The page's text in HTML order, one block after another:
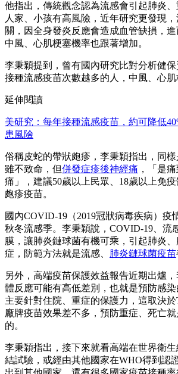
他指出，傳統觀念認為流感會引起肺炎
人家、小孩有高風險，近年研究更發現
關，因全身發炎反應會造成血管缺損，
中風、心肌梗塞機率也跟著增加。
李秉穎提到，曾有國內研究比對分析健
接種流感疫苗次數越多的人，中風、心肌
延伸閱讀
美研究：每年接種流感疫苗，約可降低
患風險
俗稱皮蛇的帶狀皰疹，李秉穎指出，同樣
雖不致命，但併發症疹後神經痛 ，「是
痛」，建議50歲以上民眾、18歲以上免
皰疹疫苗。
國內COVID-19（2019冠狀病毒疾病）疫
秋冬流感季。李秉穎說，COVID-19、流
膜，讓肺炎鏈球菌有機可乘，引起肺炎
症，防範方法就是流感、 肺炎鏈球菌疫苗
另外，高端疫苗保護效益報告近期出爐
體反應可能有高低差別，也就是預防感
主要針對住院、重症的保護力，這取決
廠牌疫苗效果差不多，預防重症、死亡
的。
李秉穎指出，接下來就看高端在世界衛
結試驗，或經由其他國家在WHO得到認